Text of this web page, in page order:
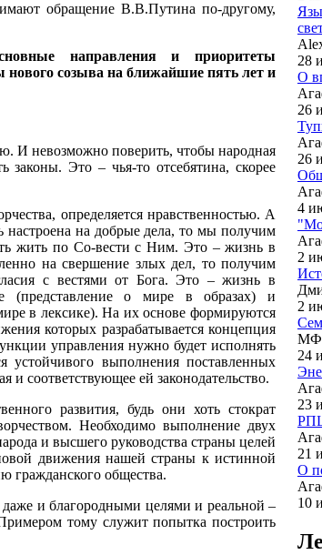
обращение В.В.Путина по-другому,
направления и приоритеты
нового созыва на ближайшие пять лет и
И невозможно поверить, чтобы народная
Это – чья-то отсебятина, скорее
определяется нравственностью. А
настроена на добрые дела, то мы получим
жить по Со-вести с Ним. Это – жизнь в
на свершение злых дел, то получим
с вестями от Бога. Это – жизнь в
(представление о мире в образах) и
в лексике). На их основе формируются
которых разрабатывается концепция
управления нужно будет исполнять
устойчивого выполнения поставленных
соответствующее ей законодательство.
развития, будь они хоть стократ
Необходимо выполнение двух
и высшего руководства страны целей
движения нашей страны к истинной
гражданского общества.
и благородными целями и реальной –
тому служит попытка построить
28
О
26
26
4
2
2
24
23
21
О
10